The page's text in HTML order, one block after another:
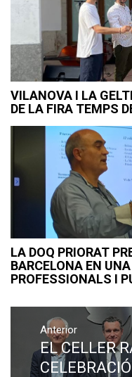
VILANOVA I LA
DE LA FIRA TEMPS
LA DOQ PRIORAT
BARCELONA EN
PROFESSIONALS I
Navegació
d'entrades
Anterior
Previous
post:
EL CELLER